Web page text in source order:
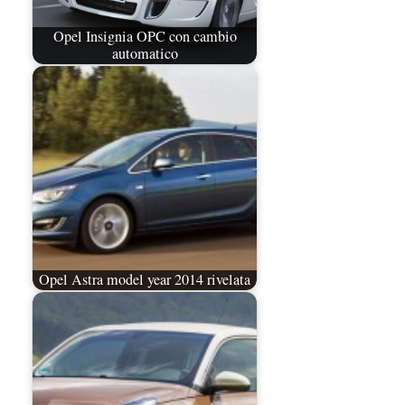
Opel Insignia OPC con cambio
automatico
Opel Astra model year 2014 rivelata